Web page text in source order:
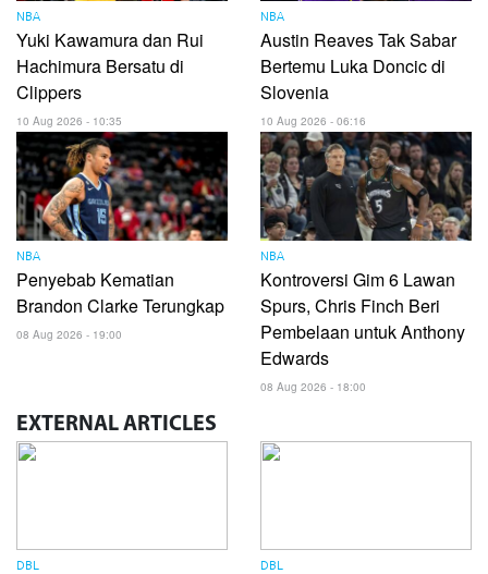
NBA
Yuki Kawamura dan Rui
Hachimura Bersatu di
Clippers
10 Aug 2026 - 10:35
NBA
Austin Reaves Tak Sabar
Bertemu Luka Doncic di
Slovenia
10 Aug 2026 - 06:16
NBA
Penyebab Kematian
Brandon Clarke Terungkap
08 Aug 2026 - 19:00
NBA
Kontroversi Gim 6 Lawan
Spurs, Chris Finch Beri
Pembelaan untuk Anthony
Edwards
08 Aug 2026 - 18:00
EXTERNAL ARTICLES
DBL DBL